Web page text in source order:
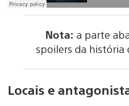
Nota: a parte
spoilers da história
Locais e